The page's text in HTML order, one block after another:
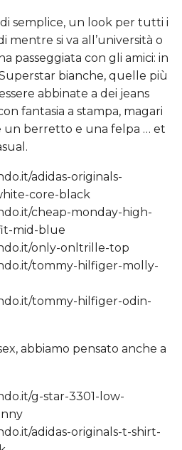
semplice, un look per tutti i
mentre si va all’università o
passeggiata con gli amici: in
bianche, quelle più
abbinate a dei jeans
fantasia a stampa, magari
un berretto e una felpa … et
adidas-originals-
core-black
cheap-monday-high-
mid-blue
only-onltrille-top
tommy-hilfiger-molly-
tommy-hilfiger-odin-
abbiamo pensato anche a
g-star-3301-low-
adidas-originals-t-shirt-